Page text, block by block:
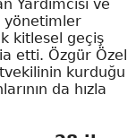
ve
yönetimler
kitlesel geçiş
etti. Özgür Özel
kurduğu
da hızla